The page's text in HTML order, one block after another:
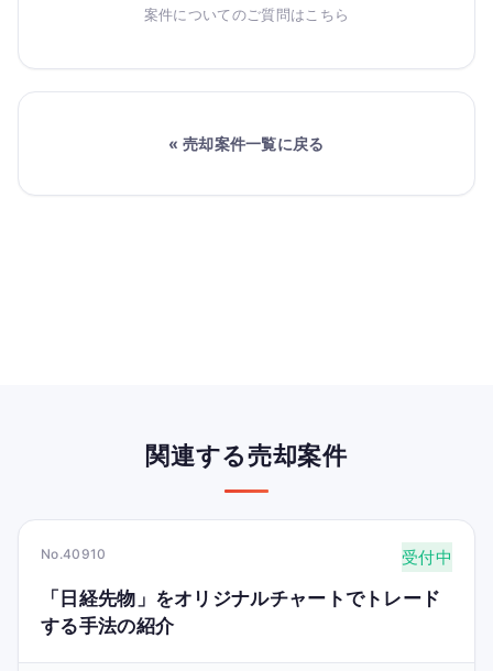
案件についてのご質問はこちら
« 売却案件一覧に戻る
関連する売却案件
No.40910 受付中
「日経先物」をオリジナルチャートでトレード
する手法の紹介